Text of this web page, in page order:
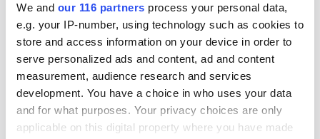
We and our 116 partners process your personal data,
e.g. your IP-number, using technology such as cookies to
store and access information on your device in order to
serve personalized ads and content, ad and content
measurement, audience research and services
development. You have a choice in who uses your data
and for what purposes. Your privacy choices are only
applicable on this digital property where you have made
The Swedish Thing, startade 2023 som en pa-
byrå med S-stämpel. Nu tar byrån en ny position
som det som kan vara Sveriges första
civilsamhällesbyrå.
Affärer Lobbying Pr